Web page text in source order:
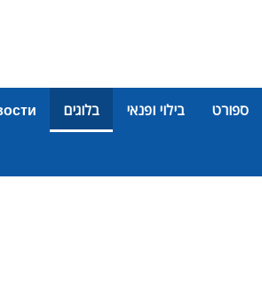
ספורט בילוי ופנאי בלוגים